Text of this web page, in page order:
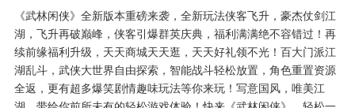
《武林闲侠》全新版本重磅来袭，全新玩法侠客飞升，豪杰仗剑江
湖，飞升再破巅峰，侠客引爆群英庆典，福利满满绝不容错过！再
续前缘福利升级，天天商城天天逛，天天好礼领不光！百大门派江
湖乱斗，武侠大世界自由探索，智能战斗轻松放置，角色重置资源
全返，更有超多爆笑剧情趣味玩法等你来玩！写意国风，唯美江